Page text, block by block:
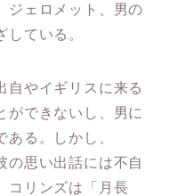
ジェロメット、男の
ている。
自やイギリスに来る
ができないし、男に
る。しかし、
の思い出話には不自
コリンズは「月長